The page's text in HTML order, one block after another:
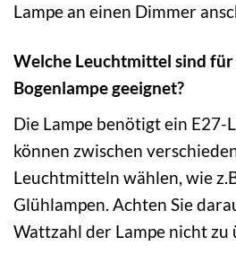
Lampe an einen Dimmer
Welche Leuchtmittel sind
Bogenlampe geeignet?
Die Lampe benötigt ein E27-
können zwischen
Leuchtmitteln wählen, wie
Glühlampen. Achten Sie
Wattzahl der Lampe nicht zu